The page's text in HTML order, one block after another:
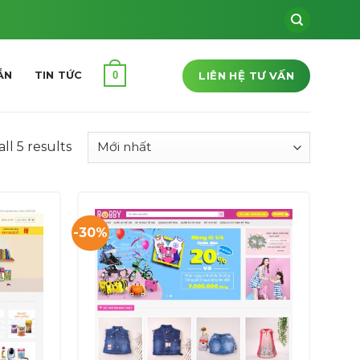
TIN TỨC 0 LIÊN HỆ TƯ VẤN
5 results
-30%